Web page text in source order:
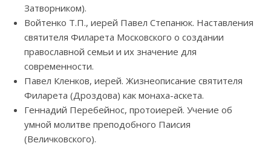
Затворником).
Войтенко Т.П., иерей Павел Степанюк. Наставления
святителя Филарета Московского о создании
православной семьи и их значение для
современности.
Павел Кленков, иерей. Жизнеописание святителя
Филарета (Дроздова) как монаха-аскета.
Геннадий Перебейнос, протоиерей. Учение об
умной молитве преподобного Паисия
(Величковского).